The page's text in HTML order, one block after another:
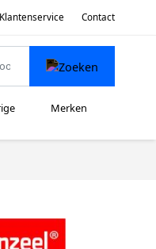
Klantenservice Contact
Merken